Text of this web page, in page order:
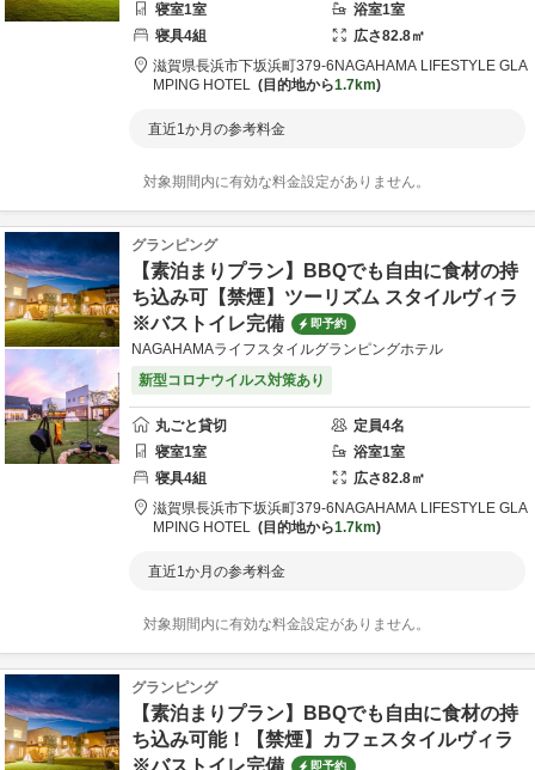
寝室1室 浴室1室
寝具4組 広さ82.8㎡
滋賀県長浜市下坂浜町379-6 NAGAHAMA LIFESTYLE GLA
MPING HOTEL
目的地から1.7km
直近1か月の参考料金
対象期間内に有効な料金設定がありません。
グランピング
【素泊まりプラン】BBQでも自由に食材の持
ち込み可【禁煙】ツーリズム スタイルヴィラ
※バストイレ完備
即予約
NAGAHAMAライフスタイルグランピングホテル
新型コロナウイルス対策あり
丸ごと貸切 定員4名
寝室1室 浴室1室
寝具4組 広さ82.8㎡
滋賀県長浜市下坂浜町379-6 NAGAHAMA LIFESTYLE GLA
MPING HOTEL
目的地から1.7km
直近1か月の参考料金
対象期間内に有効な料金設定がありません。
グランピング
【素泊まりプラン】BBQでも自由に食材の持
ち込み可能！【禁煙】カフェスタイルヴィラ
※バストイレ完備
即予約